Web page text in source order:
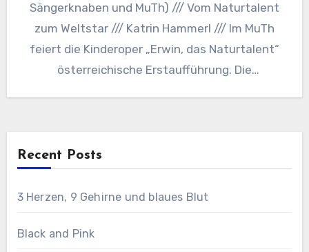
Sängerknaben und MuTh) /// Vom Naturtalent
zum Weltstar /// Katrin Hammerl /// Im MuTh
feiert die Kinderoper „Erwin, das Naturtalent“
österreichische Erstaufführung. Die
Recent Posts
3 Herzen, 9 Gehirne und blaues Blut
Black and Pink